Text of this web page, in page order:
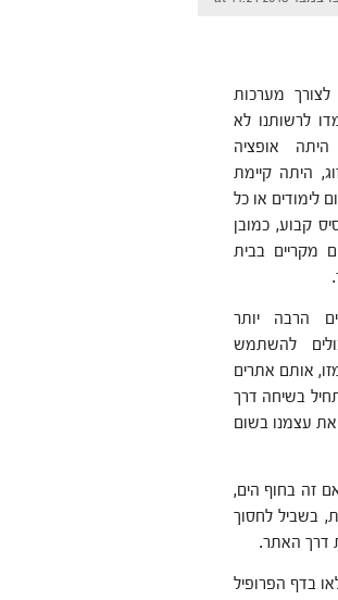
לצורך מערכות
לרשותנו לא
אופציה
היתה קיימת
לימודים או כל
קבוע, כמובן
מקריים בבית
הרבה יותר
להשתמש
אותם אתרים
בשיחה דרך
את עצמנו בשום
זה בחוף הים,
בשביל לחסוך
דרך האתר.
בדף הפרופיל